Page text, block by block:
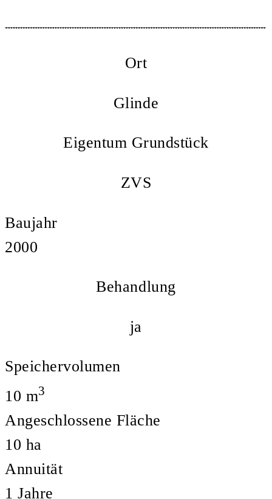
Ort
Glinde
Eigentum Grundstück
ZVS
Baujahr
2000
Behandlung
ja
Speichervolumen
10 m3
Angeschlossene Fläche
10 ha
Annuität
1 Jahre